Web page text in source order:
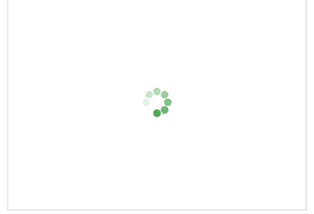
Сбор 19.07.23, 2 куст